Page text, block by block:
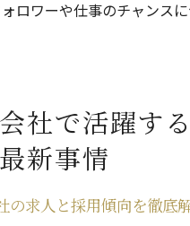
ロワーや仕事のチャンス
社で活躍す
新事情
の求人と採用傾向を徹底